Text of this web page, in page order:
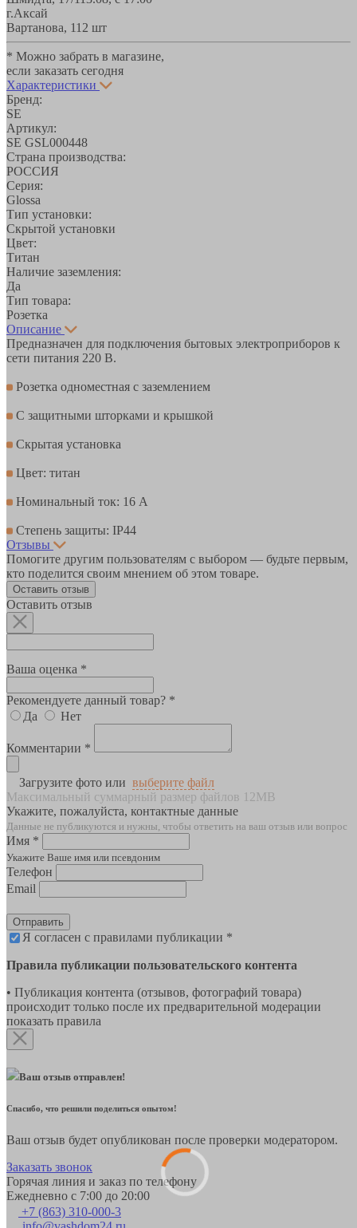
г.Аксай
Вартанова, 11 2 шт
* Можно забрать в магазине,
если заказать сегодня
Характеристики
Бренд:
SE
Артикул:
SE GSL000448
Страна производства:
РОССИЯ
Серия:
Glossa
Тип установки:
Скрытой установки
Цвет:
Титан
Наличие заземления:
Да
Тип товара:
Розетка
Описание
Предназначен для подключения бытовых электроприборов к
сети питания 220 В.
Розетка одноместная с заземлением
С защитными шторками и крышкой
Скрытая установка
Цвет: титан
Номинальный ток: 16 А
Степень защиты: IP44
Отзывы
Помогите другим пользователям с выбором — будьте первым,
кто поделится своим мнением об этом товаре.
Оставить отзыв
Оставить отзыв
Ваша оценка *
Рекомендуете данный товар? *
Да
Нет
Комментарии *
Загрузите фото или выберите файл
Максимальный суммарный размер файлов 12MB
Укажите, пожалуйста, контактные данные
Данные не публикуются и нужны, чтобы ответить на ваш отзыв или вопрос
Имя *
Укажите Ваше имя или псевдоним
Телефон
Email
Отправить
Я согласен с правилами публикации *
Правила публикации пользовательского контента
• Публикация контента (отзывов, фотографий товара)
происходит только после их предварительной модерации
показать правила
Ваш отзыв отправлен!
Спасибо, что решили поделиться опытом!
Ваш отзыв будет опубликован после проверки модератором.
Заказать звонок
Горячая линия и заказ по телефону
Ежедневно с 7:00 до 20:00
+7 (863) 310-000-3